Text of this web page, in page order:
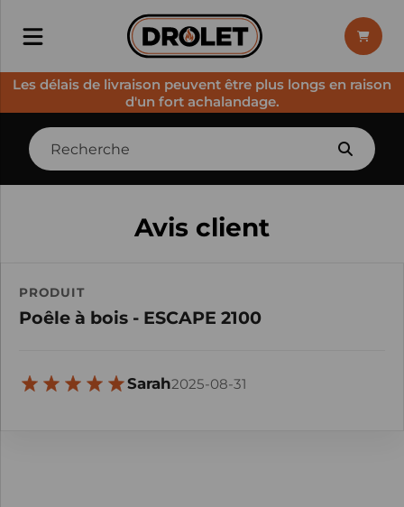
Les délais de livraison peuvent être plus longs en raison
d'un fort achalandage.
Avis client
PRODUIT
Poêle à bois - ESCAPE 2100
Sarah2025-08-31